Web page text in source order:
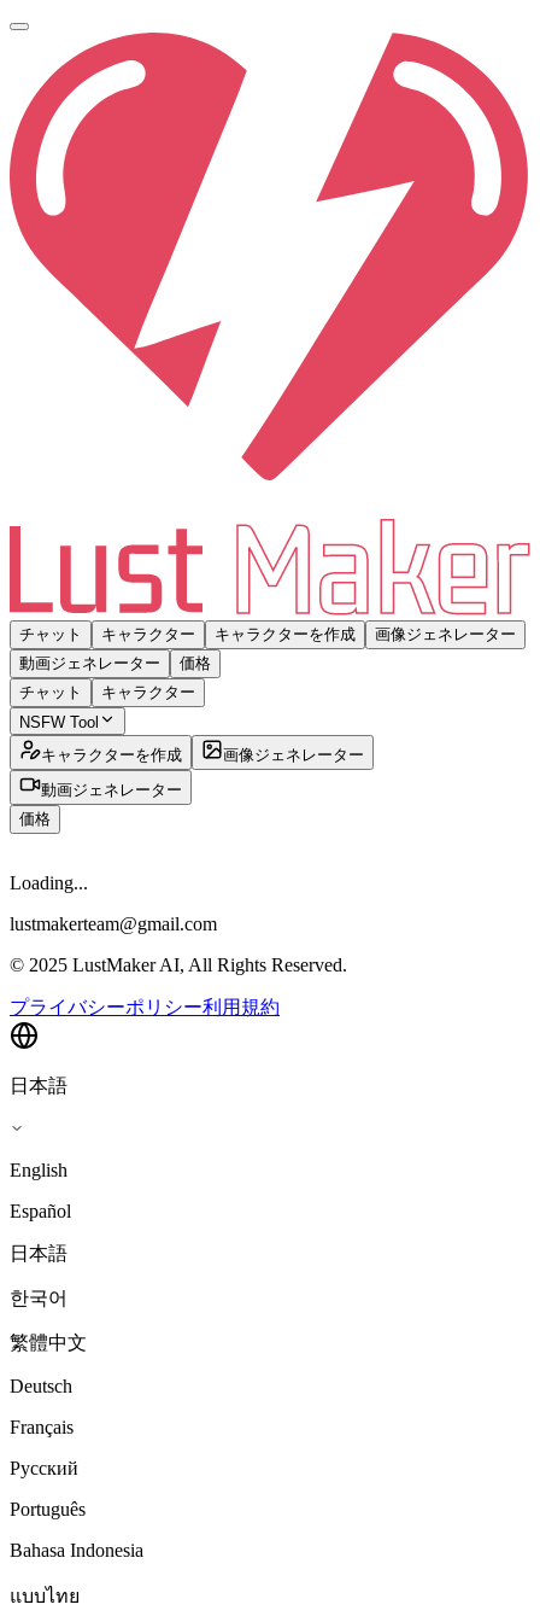
チャット キャラクター キャラクターを作成
画像ジェネレーター
動画ジェネレーター
価格
チャット
キャラクター
NSFW Tool
キャラクターを作成
画像ジェネレーター
動画ジェネレーター
価格
Loading...
lustmakerteam@gmail.com
© 2025 LustMaker AI, All Rights Reserved.
プライバシーポリシー利用規約
日本語
English
Español
日本語
한국어
繁體中文
Deutsch
Français
Русский
Português
Bahasa Indonesia
แบบไทย